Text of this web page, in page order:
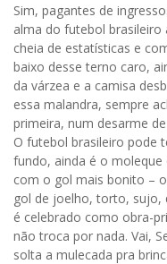
Sim, pagantes de
alma do futebol brasileiro
cheia de estatísticas e
baixo desse terno caro,
da várzea e a camisa
essa malandra, sempre
primeira, num desarme
O futebol brasileiro pode
fundo, ainda é o
com o gol mais bonito –
gol de joelho, torto, sujo,
é celebrado como obra-
não troca por nada. Vai,
solta a mulecada pra